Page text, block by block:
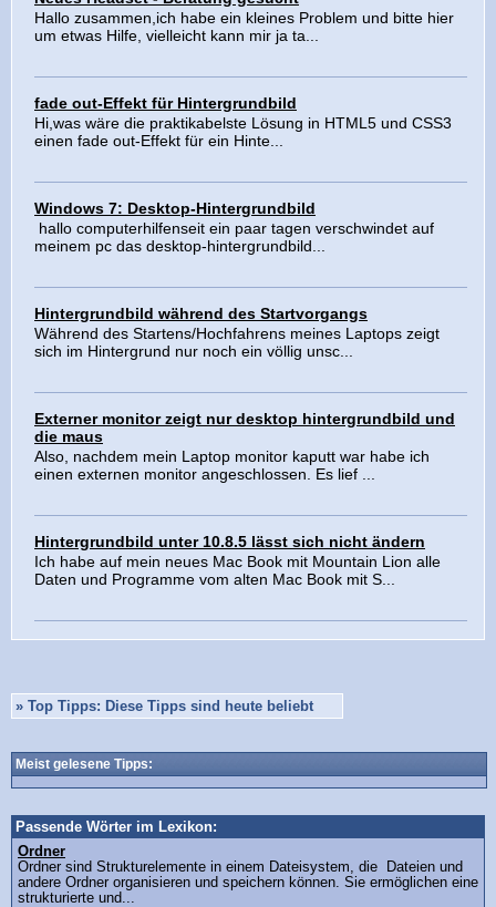
Hallo zusammen,ich habe ein kleines Problem und bitte hier
um etwas Hilfe, vielleicht kann mir ja ta...
fade out-Effekt für Hintergrundbild
Hi,was wäre die praktikabelste Lösung in HTML5 und CSS3
einen fade out-Effekt für ein Hinte...
Windows 7: Desktop-Hintergrundbild
hallo computerhilfenseit ein paar tagen verschwindet auf
meinem pc das desktop-hintergrundbild...
Hintergrundbild während des Startvorgangs
Während des Startens/Hochfahrens meines Laptops zeigt
sich im Hintergrund nur noch ein völlig unsc...
Externer monitor zeigt nur desktop hintergrundbild und
die maus
Also, nachdem mein Laptop monitor kaputt war habe ich
einen externen monitor angeschlossen. Es lief ...
Hintergrundbild unter 10.8.5 lässt sich nicht ändern
Ich habe auf mein neues Mac Book mit Mountain Lion alle
Daten und Programme vom alten Mac Book mit S...
» Top Tipps: Diese Tipps sind heute beliebt
Meist gelesene Tipps:
Passende Wörter im Lexikon:
Ordner
Ordner sind Strukturelemente in einem Dateisystem, die Dateien und
andere Ordner organisieren und speichern können. Sie ermöglichen eine
strukturierte und...